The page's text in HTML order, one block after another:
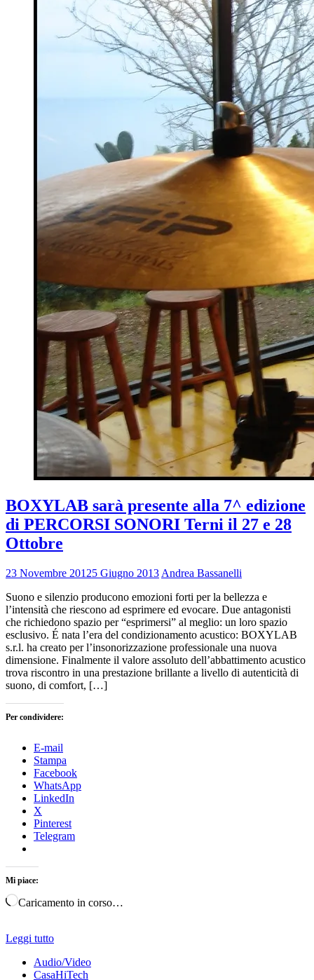
BOXYLAB sarà presente alla 7^ edizione
di PERCORSI SONORI Terni il 27 e 28
Ottobre
23 Novembre 20125 Giugno 2013 Andrea Bassanelli
Suono e silenzio producono emozioni forti per la bellezza e
l’intensità che riescono ad esprimere ed evocare. Due antagonisti
che richiedono spazio per “esprimersi” al meglio: un loro spazio
esclusivo. É nata l’era del condizionamento acustico: BOXYLAB
s.r.l. ha creato per l’insonorizzazione professionale una nuova
dimensione. Finalmente il valore assoluto dell’abbattimento acustico
trova riscontro in una prestazione brillante a livello di autenticità di
suono, di comfort, […]
Per condividere:
E-mail
Stampa
Facebook
WhatsApp
LinkedIn
X
Pinterest
Telegram
Mi piace:
Caricamento in corso…
Leggi tutto
Audio/Video
CasaHiTech